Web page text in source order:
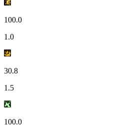
100.0
1.0
30.8
1.5
100.0